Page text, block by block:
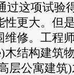
过这项试验
更大。但
修。工程
木结构建筑
层公寓建筑